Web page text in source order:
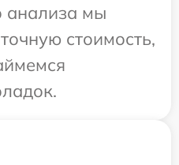
анализа мы
стоимость,